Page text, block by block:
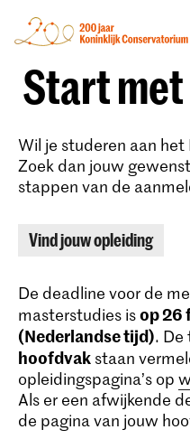
Start
Wil je studeren aan
Zoek dan jouw
stappen van de
Vind jouw opleiding
De deadline voor de
masterstudies isop 26
(Nederlandse tijd). De
hoofdvak staan
opleidingspagina’s op
Als er een afwijkende
de pagina van jouw